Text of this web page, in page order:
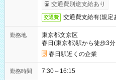
交通費別途支給あり
交通費 交通費支給有(規定
勤務地
東京都文京区
春日(東京都)駅から徒歩3分
春日駅近くの企業
勤務時間 7:30～16:15